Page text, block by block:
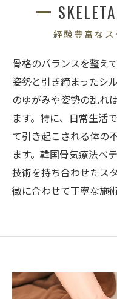
経験豊富な
骨格のバランスを整え
姿勢と引き締まったシ
のゆがみや姿勢の乱れ
ます。特に、日常生活
て引き起こされる体の
ます。韓国骨気療法ベ
技術を持ち合わせたス
徴に合わせて丁寧な施